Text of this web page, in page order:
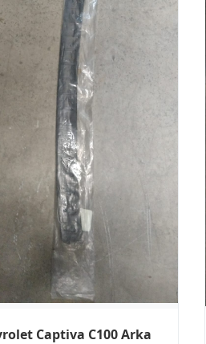
Captiva C100 Arka